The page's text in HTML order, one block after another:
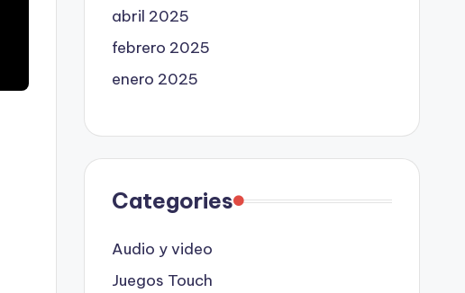
abril 2025
febrero 2025
enero 2025
Categories
Audio y video
Juegos Touch